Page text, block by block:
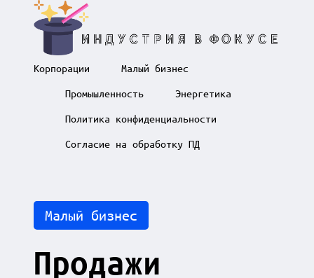
И
н
ф
к
е
Корпорации
Малый бизнес
Промышленность
Энергетика
Политика конфиденциальности
Согласие на обработку ПД
Posted
in
Малый бизнес
Продажи